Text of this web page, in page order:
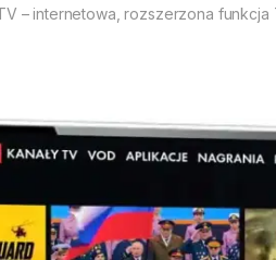
– internetowa, rozszerzona funkcja